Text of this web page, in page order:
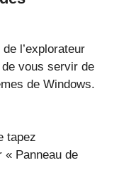
l’explorateur
vous servir de
de Windows.
tapez
« Panneau de